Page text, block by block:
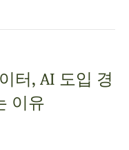
터, AI 도입 경
이유